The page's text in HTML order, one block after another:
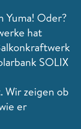
Yuma! Oder?
hat
SOLIX
Wir zeigen ob
er